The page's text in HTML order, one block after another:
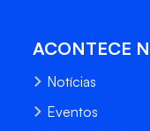
ACONTECE
Notícias
Eventos